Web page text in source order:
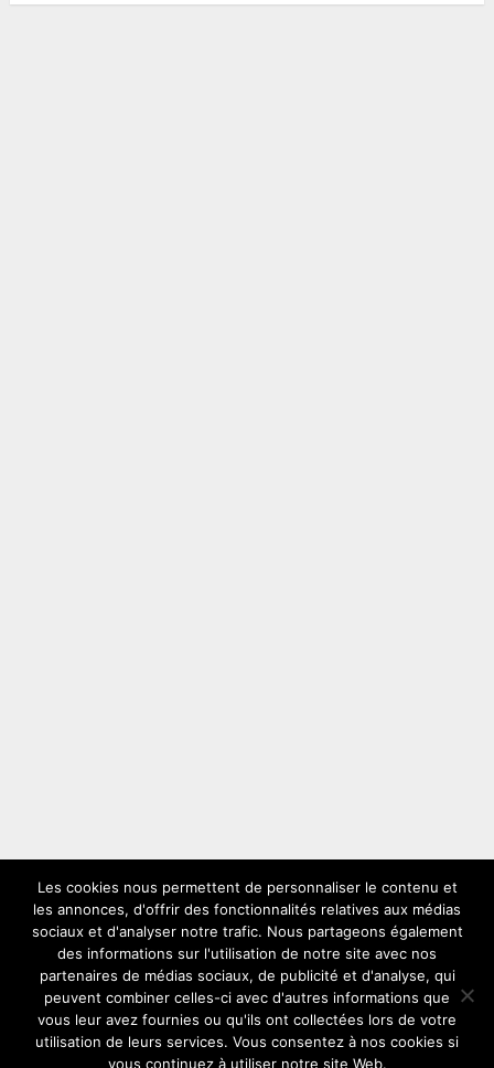
LES PLUS VUS
Les cookies nous permettent de personnaliser le contenu et
les annonces, d'offrir des fonctionnalités relatives aux médias
sociaux et d'analyser notre trafic. Nous partageons également
des informations sur l'utilisation de notre site avec nos
partenaires de médias sociaux, de publicité et d'analyse, qui
peuvent combiner celles-ci avec d'autres informations que
vous leur avez fournies ou qu'ils ont collectées lors de votre
utilisation de leurs services. Vous consentez à nos cookies si
vous continuez à utiliser notre site Web.